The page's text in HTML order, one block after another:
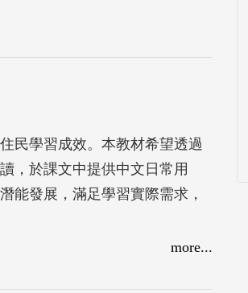
民學習成效。本教材希望透過
，於課文中提供中文日常用
能發展，滿足學習實際需求，
more...